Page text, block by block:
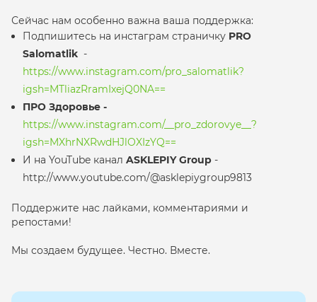
Сейчас нам особенно важна ваша поддержка:
Подпишитесь на инстаграм страничку PRO
Salomatlik -
https://www.instagram.com/pro_salomatlik?
igsh=MTliazRramIxejQ0NA==
ПРО Здоровье -
https://www.instagram.com/__pro_zdorovye__?
igsh=MXhrNXRwdHJlOXIzYQ==
И на YouTube канал ASKLEPIY Group -
http://www.youtube.com/@asklepiygroup9813
Поддержите нас лайками, комментариями и
репостами!
Мы создаем будущее. Честно. Вместе.